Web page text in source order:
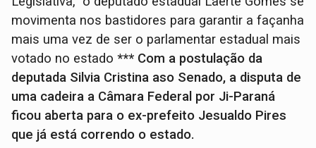
movimenta nos bastidores para garantir a façanha
mais uma vez de ser o parlamentar estadual mais
votado no estado*** Com a postulação da
deputada Silvia Cristina aso Senado, a disputa de
uma cadeira a Câmara Federal por Ji-Paraná
ficou aberta para o ex-prefeito Jesualdo Pires
que já está correndo o estado.